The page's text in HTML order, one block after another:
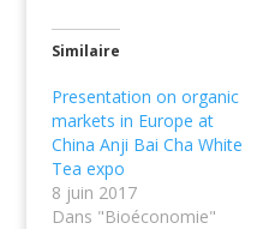
Similaire
Presentation on organic
markets in Europe at
China Anji Bai Cha White
Tea expo
8 juin 2017
Dans "Bioéconomie"